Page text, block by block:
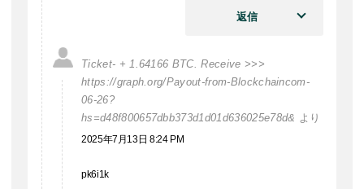
返信
Ticket- + 1.64166 BTC. Receive >>>
https://graph.org/Payout-from-Blockchaincom-
06-26?
hs=d48f800657dbb373d1d01d636025e78d& より
2025年7月13日 8:24 PM
pk6i1k